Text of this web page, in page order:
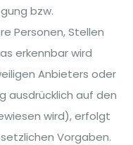
bzw.
Personen, Stellen
erkennbar wird
Anbieters oder
ausdrücklich auf den
wird), erfolgt
Vorgaben.